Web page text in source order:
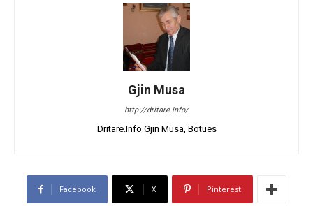
Gjin Musa
http://dritare.info/
Dritare.Info Gjin Musa, Botues
Facebook X Pinterest